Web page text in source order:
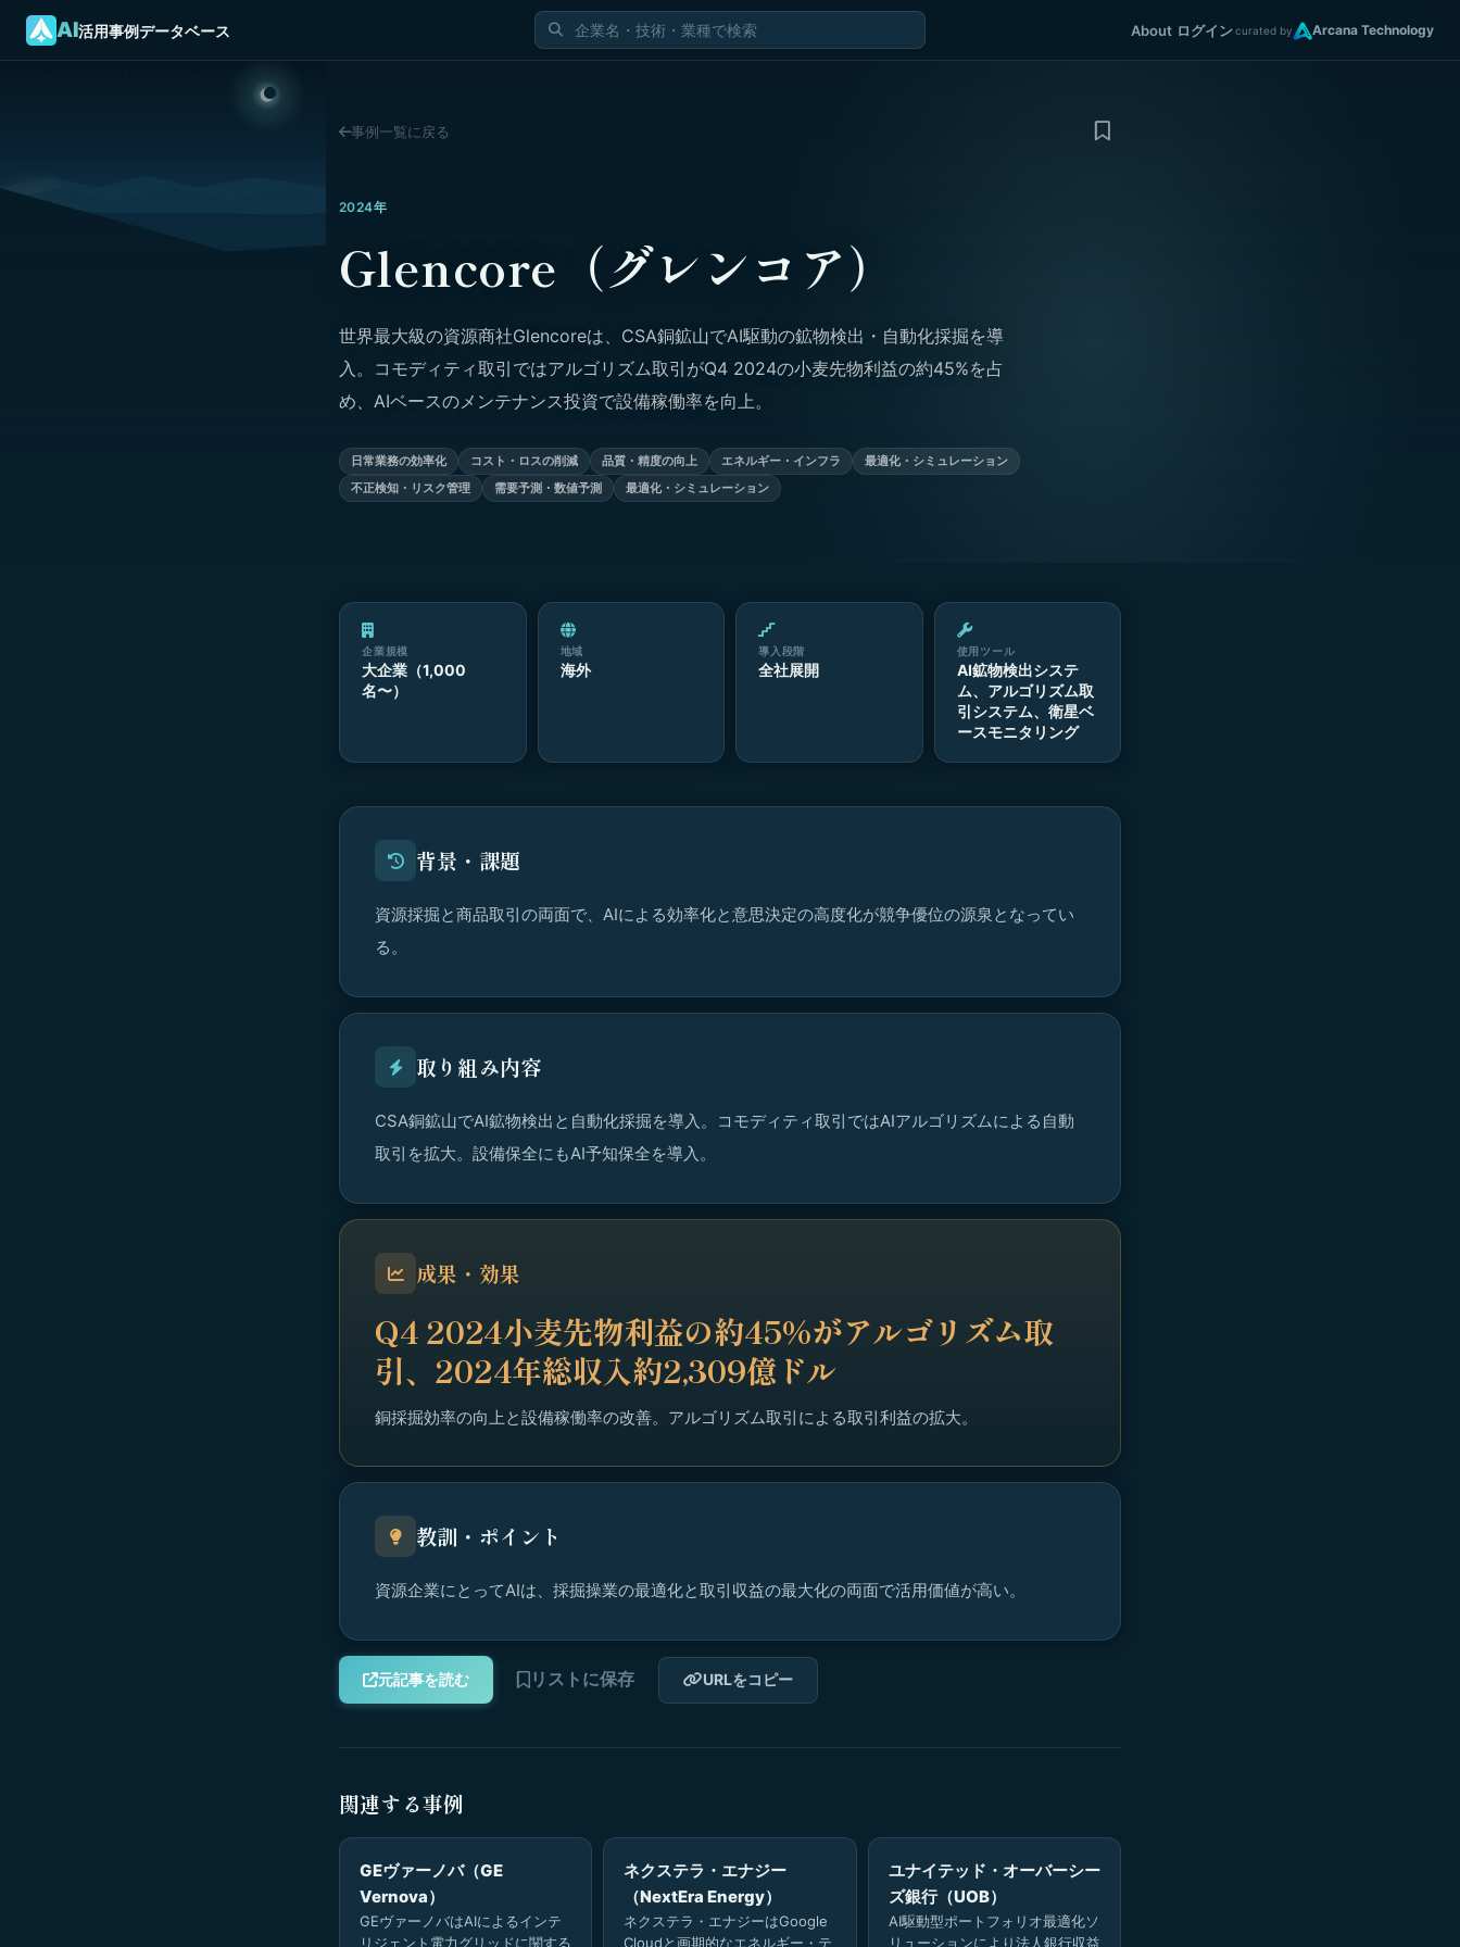
AI活用事例データベース About ログインcurated by Arcana Technology
事例一覧に戻る
2024年
Glencore（グレンコア）
世界最大級の資源商社Glencoreは、CSA銅鉱山でAI駆動の鉱物検出・自動化採掘を導
入。コモディティ取引ではアルゴリズム取引がQ4 2024の小麦先物利益の約45%を占
め、AIベースのメンテナンス投資で設備稼働率を向上。
日常業務の効率化 コスト・ロスの削減 品質・精度の向上 エネルギー・インフラ
最適化・シミュレーション
不正検知・リスク管理
需要予測・数値予測 最適化・シミュレーション
企業規模
大企業（1,000
名〜）
地域
海外
導入段階
全社展開
使用ツール
AI鉱物検出システ
ム、アルゴリズム取
引システム、衛星ベ
ースモニタリング
背景・課題
資源採掘と商品取引の両面で、AIによる効率化と意思決定の高度化が競争優位の源泉となってい
る。
取り組み内容
CSA銅鉱山でAI鉱物検出と自動化採掘を導入。コモディティ取引ではAIアルゴリズムによる自動
取引を拡大。設備保全にもAI予知保全を導入。
成果・効果
Q4 2024小麦先物利益の約45%がアルゴリズム取
引、2024年総収入約2,309億ドル
銅採掘効率の向上と設備稼働率の改善。アルゴリズム取引による取引利益の拡大。
教訓・ポイント
資源企業にとってAIは、採掘操業の最適化と取引収益の最大化の両面で活用価値が高い。
元記事を読む リストに保存 URLをコピー
関連する事例
GEヴァーノバ（GE
Vernova）
GEヴァーノバはAIによるインテ
リジェント電力グリッドに関する
ネクステラ・エナジー
（NextEra Energy）
ネクステラ・エナジーはGoogle
Cloudと画期的なエネルギー・テ
ユナイテッド・オーバーシー
ズ銀行（UOB）
AI駆動型ポートフォリオ最適化ソ
リューションにより法人銀行収益